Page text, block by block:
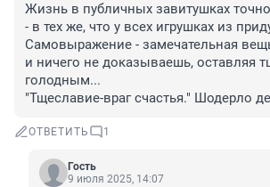
Жизнь в публичных завитушках
- в тех же, что у всех игрушках из
Самовыражение - замечательная
и ничего не доказываешь, оставляя
голодным...
"Тщеславие-враг счастья." Шодерло
ОТВЕТИТЬ 1
Гость
9 июля 2025, 14:07